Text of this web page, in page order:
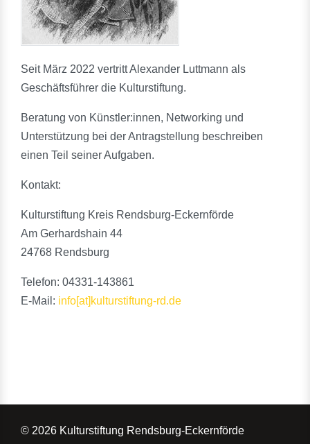
Seit März 2022 vertritt Alexander Luttmann als
Geschäftsführer die Kulturstiftung.
Beratung von Künstler:innen, Networking und
Unterstützung bei der Antragstellung beschreiben
einen Teil seiner Aufgaben.
Kontakt:
Kulturstiftung Kreis Rendsburg-Eckernförde
Am Gerhardshain 44
24768 Rendsburg
Telefon: 04331-143861
E-Mail: info[at]kulturstiftung-rd.de
© 2026 Kulturstiftung Rendsburg-Eckernförde